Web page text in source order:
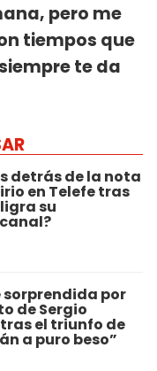
pero me
tiempos que
te da
detrás de la nota
en Telefe tras
su
sorprendida por
de Sergio
el triunfo de
a puro beso”